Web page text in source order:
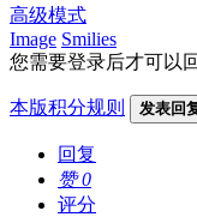
高级模式
Image Smilies
您需要登录后才可以
本版积分规则 发表回
回复
赞0
评分